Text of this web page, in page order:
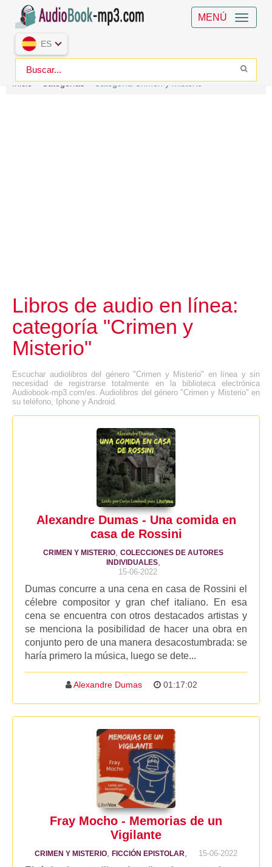
MENÚ
ES
Inicio Categorías Categoría Crimen y Misterio
Libros de audio en línea:
categoría "Crimen y
Misterio"
Escuchar audiolibros del género "Crimen y Misterio" en línea y sin
necesidad de registrarse totalmente en la biblioteca electrónica
Audiobook-mp3.com/es. Audiolibros del género "Crimen y Misterio" en
su teléfono, Iphone y Android.
Alexandre Dumas - Una comida en
casa de Rossini
CRIMEN Y MISTERIO, COLECCIONES DE AUTORES
INDIVIDUALES,
15-06-2022
Dumas concurre a una cena en casa de Rossini el
célebre compositor y gran chef italiano. En esa
cena se encuentra con otros destacados artistas y
se menciona la posibilidad de hacer una obra en
conjunto pero de una manera desacostumbrada: se
haría primero la música, luego se dete...
Alexandre Dumas 01:17:02
Fray Mocho - Memorias de un
Vigilante
CRIMEN Y MISTERIO FICCIÓN EPISTOLAR 15-06-2022